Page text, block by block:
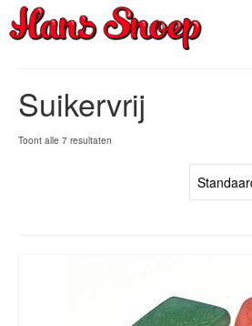
Suikervrij
Toont alle 7 resultaten